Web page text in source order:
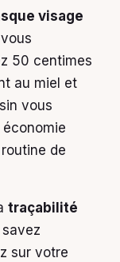
visage
50 centimes
au miel et
vous
de
traçabilité
savez
sur votre